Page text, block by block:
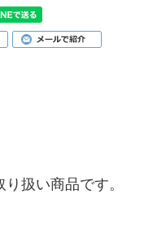
扱い商品です。